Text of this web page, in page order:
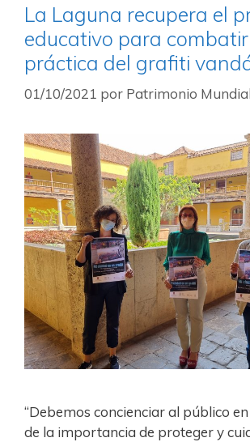
La Laguna recupera el
educativo para
práctica del grafiti
01/10/2021 por Patrimonio
“Debemos concienciar al público
de la importancia de proteger y